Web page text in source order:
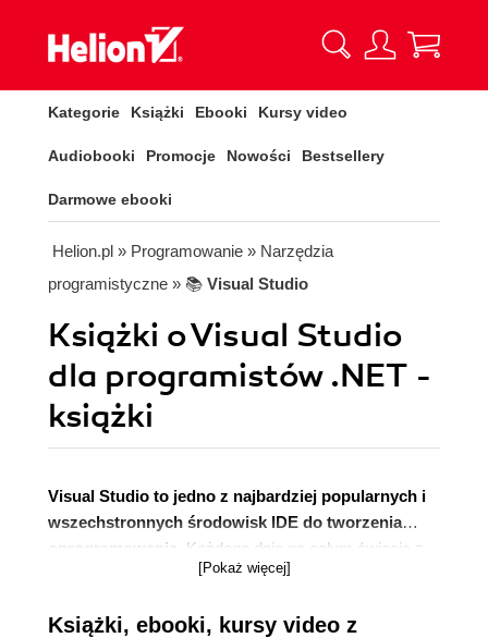
Kategorie Książki Ebooki Kursy video
Audiobooki Promocje Nowości Bestsellery
Darmowe ebooki
Helion.pl » Programowanie » Narzędzia
programistyczne » 📚 Visual Studio
Książki o Visual Studio
dla programistów .NET -
książki
Visual Studio to jedno z najbardziej popularnych i
wszechstronnych środowisk IDE do tworzenia
oprogramowania. Każdego dnia na całym świecie z
tego narzędzia stworzonego przez firmę Microsoft
nich i chcesz usprawnić swoją pracę, to świetnie
[Pokaż więcej]
Książki, ebooki, kursy video z